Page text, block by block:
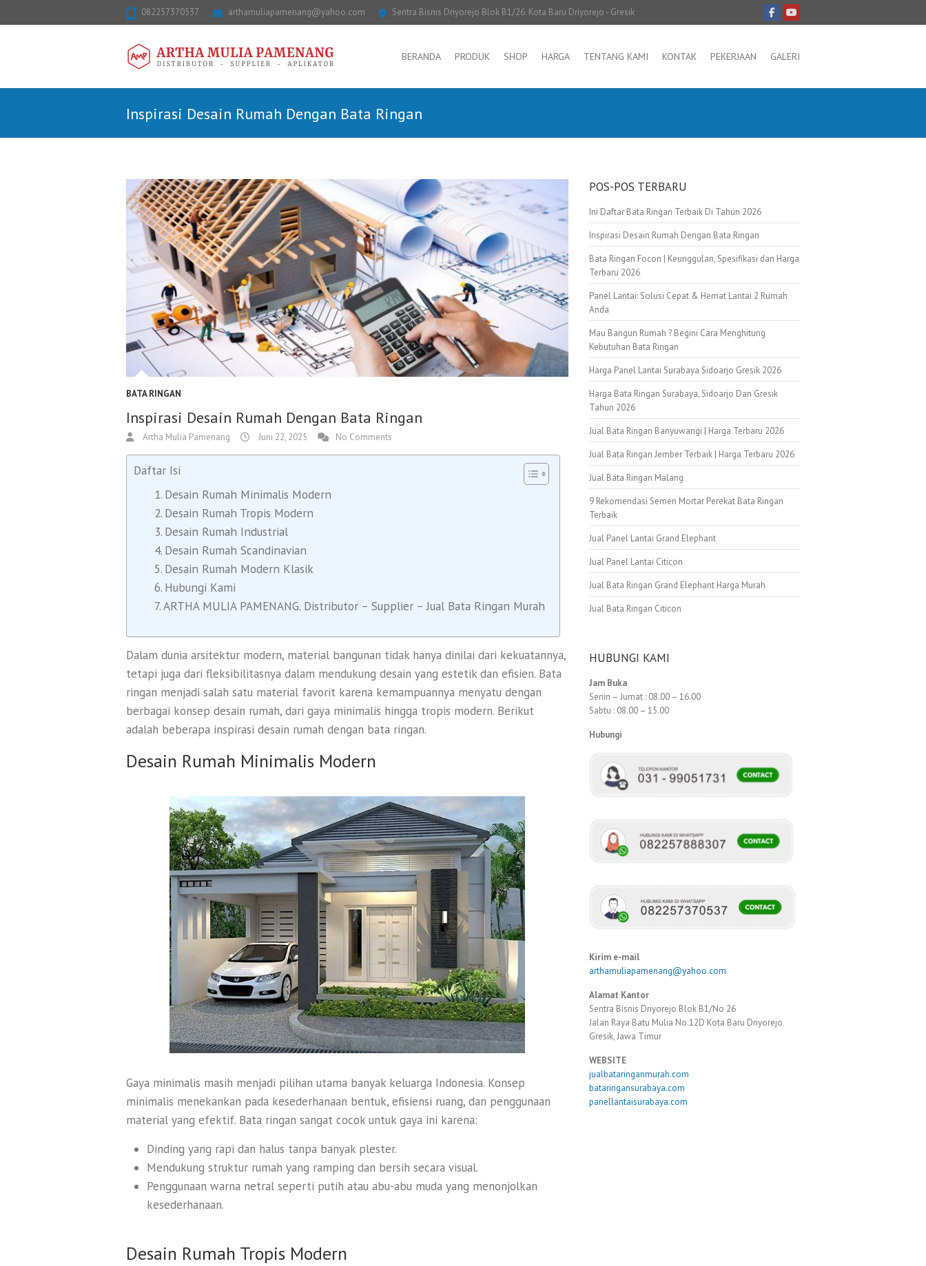
082257370537 arthamuliapamenang@yahoo.com Sentra Bisnis Driyorejo Blok B1/26. Kota Baru Driyorejo - Gresik
BERANDA PRODUK SHOP HARGA TENTANG KAMI KONTAK PEKERJAAN GALERI
Inspirasi Desain Rumah Dengan Bata Ringan
BATA RINGAN
Inspirasi Desain Rumah Dengan Bata Ringan
Artha Mulia Pamenang Juni 22, 2025 No Comments
Daftar Isi
Desain Rumah Minimalis Modern
Desain Rumah Tropis Modern
Desain Rumah Industrial
Desain Rumah Scandinavian
Desain Rumah Modern Klasik
Hubungi Kami
ARTHA MULIA PAMENANG. Distributor – Supplier – Jual Bata Ringan Murah
Dalam dunia arsitektur modern, material bangunan tidak hanya dinilai dari kekuatannya,
tetapi juga dari fleksibilitasnya dalam mendukung desain yang estetik dan efisien. Bata
ringan menjadi salah satu material favorit karena kemampuannya menyatu dengan
berbagai konsep desain rumah, dari gaya minimalis hingga tropis modern. Berikut
adalah beberapa inspirasi desain rumah dengan bata ringan.
Desain Rumah Minimalis Modern
Gaya minimalis masih menjadi pilihan utama banyak keluarga Indonesia. Konsep
minimalis menekankan pada kesederhanaan bentuk, efisiensi ruang, dan penggunaan
material yang efektif. Bata ringan sangat cocok untuk gaya ini karena:
Dinding yang rapi dan halus tanpa banyak plester.
Mendukung struktur rumah yang ramping dan bersih secara visual.
Penggunaan warna netral seperti putih atau abu-abu muda yang menonjolkan
kesederhanaan.
Desain Rumah Tropis Modern
POS-POS TERBARU
Ini Daftar Bata Ringan Terbaik Di Tahun 2026
Inspirasi Desain Rumah Dengan Bata Ringan
Bata Ringan Focon | Keunggulan, Spesifikasi dan Harga
Terbaru 2026
Panel Lantai: Solusi Cepat & Hemat Lantai 2 Rumah
Anda
Mau Bangun Rumah ? Begini Cara Menghitung
Kebutuhan Bata Ringan
Harga Panel Lantai Surabaya Sidoarjo Gresik 2026
Harga Bata Ringan Surabaya, Sidoarjo Dan Gresik
Tahun 2026
Jual Bata Ringan Banyuwangi | Harga Terbaru 2026
Jual Bata Ringan Jember Terbaik | Harga Terbaru 2026
Jual Bata Ringan Malang
9 Rekomendasi Semen Mortar Perekat Bata Ringan
Terbaik
Jual Panel Lantai Grand Elephant
Jual Panel Lantai Citicon
Jual Bata Ringan Grand Elephant Harga Murah
Jual Bata Ringan Citicon
HUBUNGI KAMI
Jam Buka
Senin – Jumat : 08.00 – 16.00
Sabtu : 08.00 – 15.00
Hubungi
Kirim e-mail
arthamuliapamenang@yahoo.com
Alamat Kantor
Sentra Bisnis Driyorejo Blok B1/No 26
Jalan Raya Batu Mulia No.12D Kota Baru Driyorejo
Gresik, Jawa Timur
WEBSITE
jualbataringanmurah.com
bataringansurabaya.com
panellantaisurabaya.com